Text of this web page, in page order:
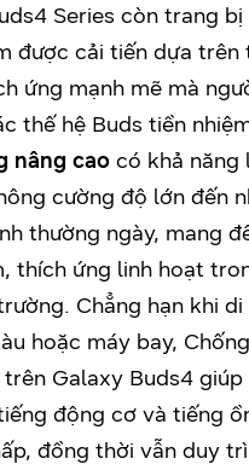
Series còn trang
được cải tiến dựa trên
ứng mạnh mẽ mà
thế hệ Buds tiền
nâng cao có khả năng
cường độ lớn đến
thường ngày, mang
thích ứng linh hoạt
Chẳng hạn khi
hoặc máy bay,
Galaxy Buds4 giúp
động cơ và tiếng
đồng thời vẫn duy